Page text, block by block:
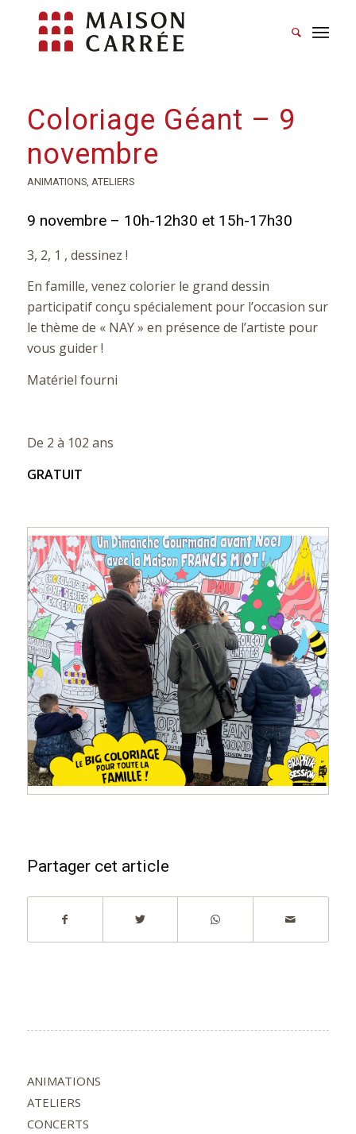
Coloriage Géant – 9
novembre
ANIMATIONS, ATELIERS
9 novembre – 10h-12h30 et 15h-17h30
3, 2, 1 , dessinez !
En famille, venez colorier le grand dessin
participatif conçu spécialement pour l’occasion sur
le thème de « NAY » en présence de l’artiste pour
vous guider !
Matériel fourni
De 2 à 102 ans
GRATUIT
Partager cet article
ANIMATIONS
ATELIERS
CONCERTS